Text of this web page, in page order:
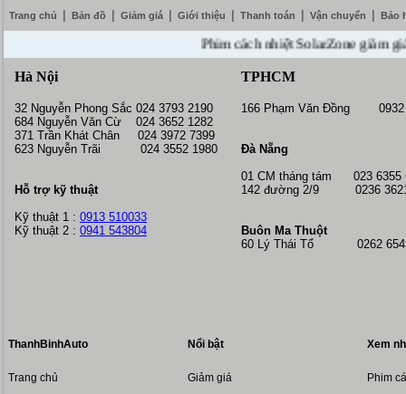
Trang chủ Bản đồ Giảm giá Giới thiệu Thanh toán Vận chuyển Bảo
Phim cách nhiệt SolarZone giảm giá
Hà Nội
32 Nguyễn Phong Sắc 024 3793 2190
684 Nguyễn Văn Cừ 024 3652 1282
371 Trần Khát Chân 024 3972 7399
623 Nguyễn Trãi 024 3552 1980
Hỗ trợ kỹ thuật
Kỹ thuật 1 : 0913 510033
Kỹ thuật 2 : 0941 543804
TPHCM
166 Phạm Văn Đồng 0932
Đà Nẵng
01 CM tháng tám 023 6355
142 đường 2/9 0236
Buôn Ma Thuột
60 Lý Thái Tổ 0262
ThanhBinhAuto
Trang chủ
Nổi bật
Giảm giá
Xem
Phim